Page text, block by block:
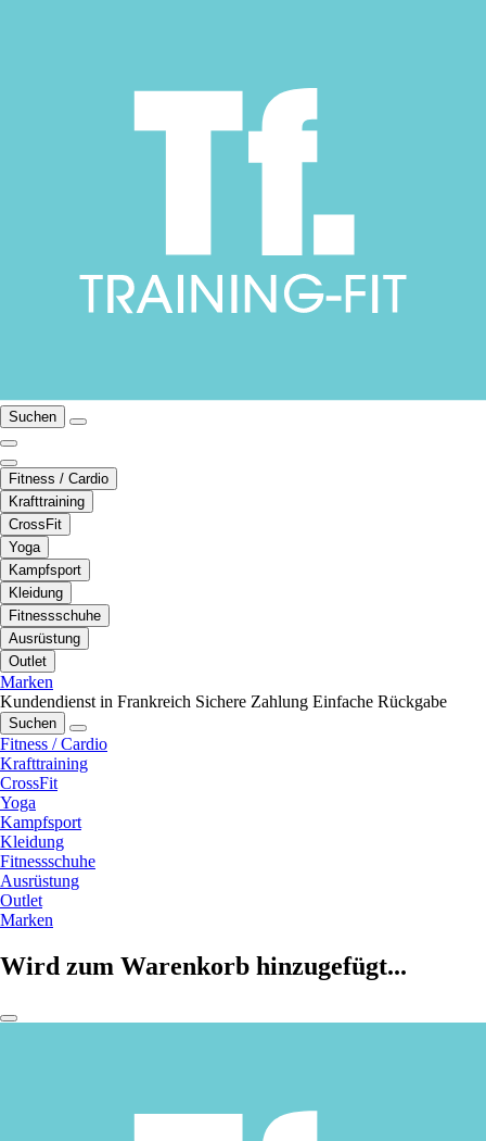
Suchen
Fitness / Cardio
Krafttraining
CrossFit
Yoga
Kampfsport
Kleidung
Fitnessschuhe
Ausrüstung
Outlet
Marken
Kundendienst in Frankreich Sichere Zahlung Einfache Rückgabe
Suchen
Fitness / Cardio
Krafttraining
CrossFit
Yoga
Kampfsport
Kleidung
Fitnessschuhe
Ausrüstung
Outlet
Marken
Wird zum Warenkorb hinzugefügt...